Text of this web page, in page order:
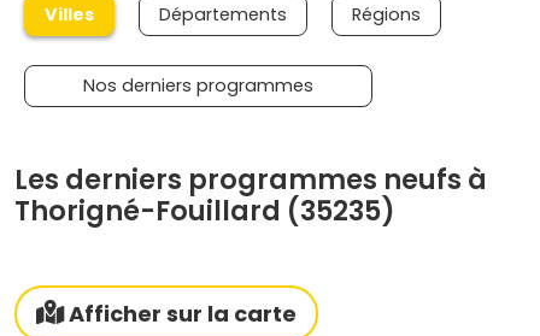
Villes Départements Régions
Nos derniers programmes
Les derniers programmes neufs à
Thorigné-Fouillard (35235)
Afficher sur la carte